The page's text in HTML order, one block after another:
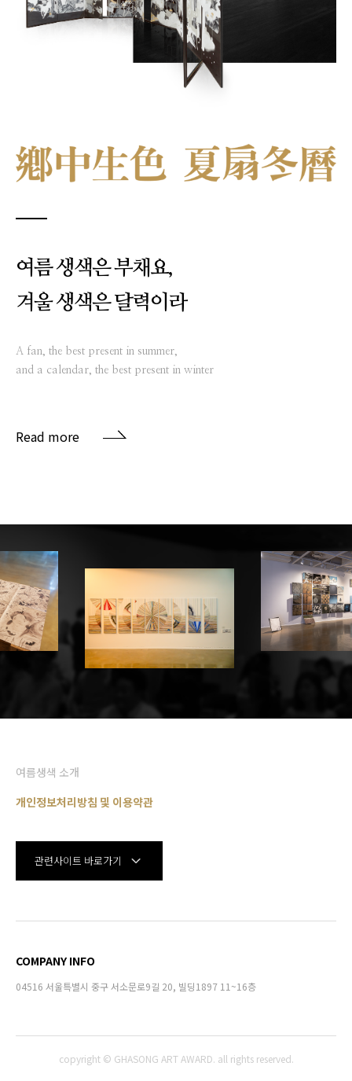
여름 생색은 부채요,
겨울 생색은 달력이라
A fan, the best present in summer,
and a calendar, the best present in winter
Read more
여름생색 소개
개인정보처리방침 및 이용약관
관련사이트 바로가기
COMPANY INFO
04516 서울특별시 중구 서소문로9길 20, 빌딩1897 11~16층
copyright © GHASONG ART AWARD. all rights reserved.